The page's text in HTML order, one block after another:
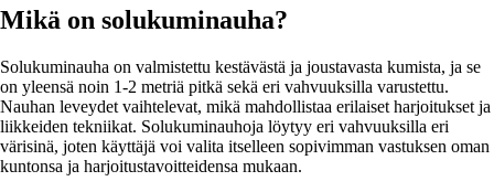
Mikä on solukuminauha?
Solukuminauha on valmistettu kestävästä ja joustavasta kumista, ja se
on yleensä noin 1-2 metriä pitkä sekä eri vahvuuksilla varustettu.
Nauhan leveydet vaihtelevat, mikä mahdollistaa erilaiset harjoitukset ja
liikkeiden tekniikat. Solukuminauhoja löytyy eri vahvuuksilla eri
värisinä, joten käyttäjä voi valita itselleen sopivimman vastuksen oman
kuntonsa ja harjoitustavoitteidensa mukaan.